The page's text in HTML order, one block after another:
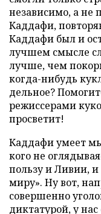
независимо, а не
Каддафи,
Каддафи был и
лучшем смысле
лучше, чем
когда-нибудь
дельное?
режиссерами
просветит!
Каддафиумеет
кого не
пользу и Ливии,
миру». Ну вот,
совершенно
диктатурой, у